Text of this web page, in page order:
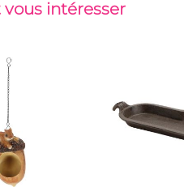
intéresser